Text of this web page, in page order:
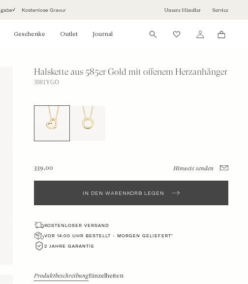
Kostenlose Gravur Unsere Händler Service
Geschenke Outlet Journal
Halskette aus 585er Gold mit offenem Herzanhänger
3081YGO
339,00 Hinweis senden
IN DEN WARENKORB LEGEN
KOSTENLOSER VERSAND
VOR 14:00 UHR BESTELLT - MORGEN GELIEFERT*
2 JAHRE GARANTIE
ProduktbeschreibungEinzelheiten